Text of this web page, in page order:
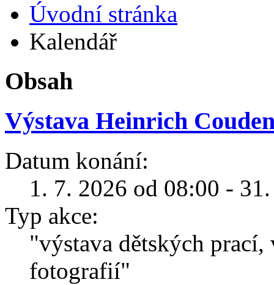
Úvodní stránka
Kalendář
Obsah
Výstava Heinrich
Datum konání:
1. 7. 2026 od 08:00 -
Typ akce:
"výstava dětských
fotografií"